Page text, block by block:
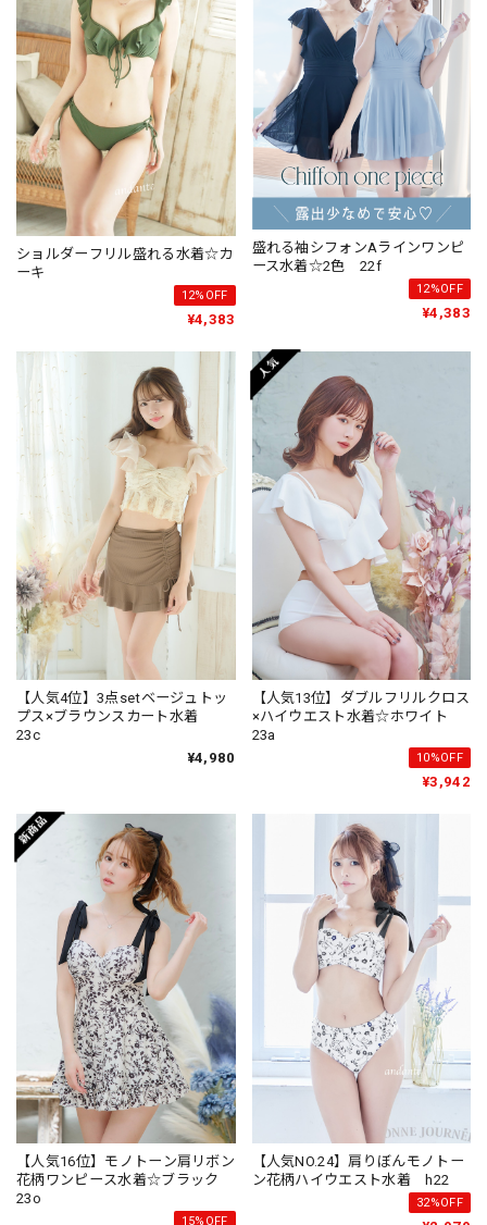
ショルダーフリル盛れる水着☆カ
ーキ
12%OFF
¥4,383
盛れる袖シフォンAラインワンピ
ース水着☆2色 22f
12%OFF
¥4,383
【人気4位】3点setベージュトッ
プス×ブラウンスカート水着
23c
¥4,980
【人気13位】ダブルフリルクロス
×ハイウエスト水着☆ホワイト
23a
10%OFF
¥3,942
【人気16位】モノトーン肩リボン
花柄ワンピース水着☆ブラック
23o
15%OFF
【人気NO.24】肩りぼんモノトー
ン花柄ハイウエスト水着 h22
32%OFF